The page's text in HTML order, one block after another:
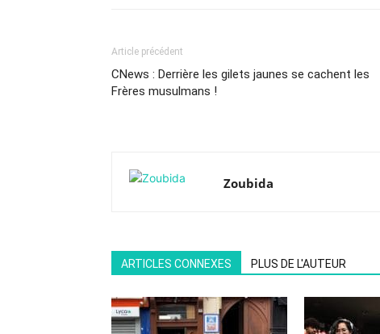
Article précédent
CNews : Derrière les gilets jaunes se cachent les
Frères musulmans !
Zoubida
ARTICLES CONNEXES PLUS DE L'AUTEUR